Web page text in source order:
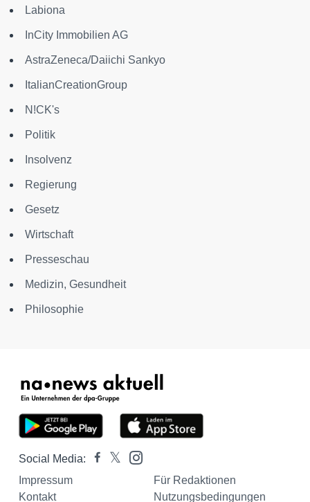
Labiona
InCity Immobilien AG
AstraZeneca/Daiichi Sankyo
ItalianCreationGroup
N!CK's
Politik
Insolvenz
Regierung
Gesetz
Wirtschaft
Presseschau
Medizin, Gesundheit
Philosophie
Social Media:
Impressum
Für Redaktionen
Kontakt
Nutzungsbedingungen